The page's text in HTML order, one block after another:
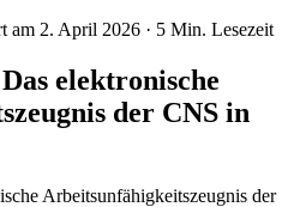
am 2. April 2026 · 5 Min. Lesezeit
elektronische
der CNS in
Arbeitsunfähigkeitszeugnis der